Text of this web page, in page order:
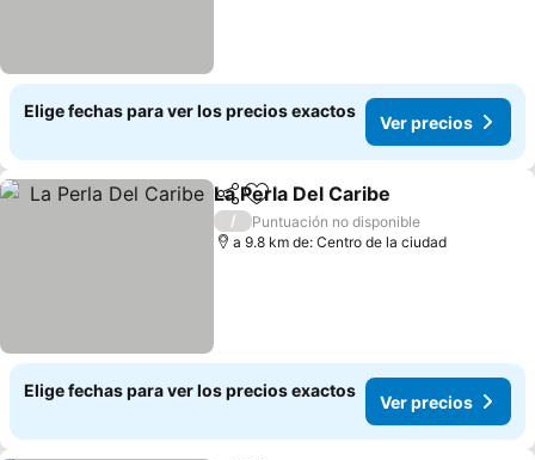
Elige fechas para ver los precios exactos
Ver precios
CompartirAgregar a favoritos
La Perla Del Caribe
/
Puntuación no disponible
a 9.8 km de: Centro de la ciudad
Elige fechas para ver los precios exactos
Ver precios